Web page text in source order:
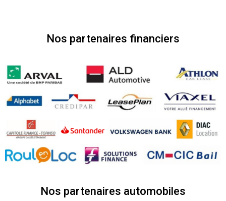
Nos partenaires financiers
Nos partenaires automobiles